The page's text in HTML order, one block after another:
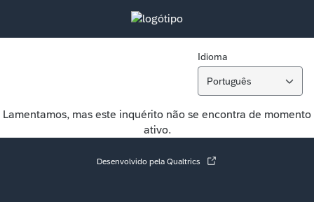
Idioma
Português
Lamentamos, mas este inquérito não se encontra de momento
ativo.
Desenvolvido pela Qualtrics